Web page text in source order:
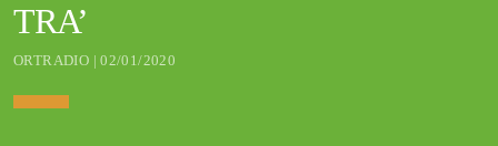
TRA’
ORTRADIO | 02/01/2020